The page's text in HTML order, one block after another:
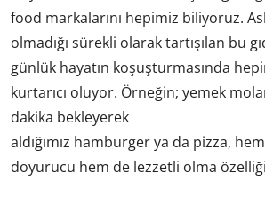
food markalarını hepimiz biliyoruz.
olmadığı sürekli olarak tartışılan bu
günlük hayatın koşuşturmasında
kurtarıcı oluyor. Örneğin; yemek
dakika bekleyerek
aldığımız hamburger ya da pizza,
doyurucu hem de lezzetli olma